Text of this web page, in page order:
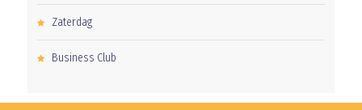
Zaterdag
Business Club